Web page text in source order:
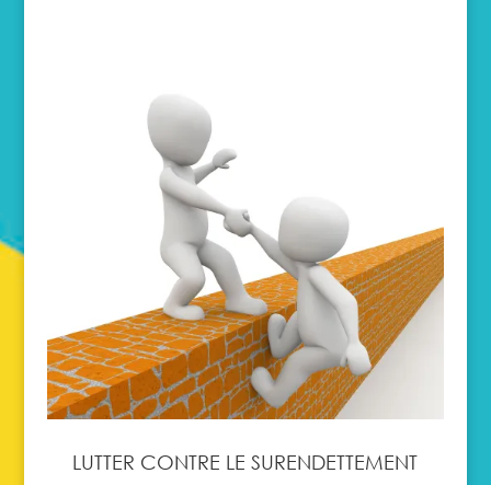
LUTTER CONTRE LE SURENDETTEMENT